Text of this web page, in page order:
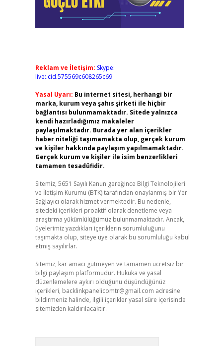
Reklam ve İletişim: Skype:
live:.cid.575569c608265c69
Yasal Uyarı: Bu internet sitesi, herhangi bir
marka, kurum veya şahıs şirketi ile hiçbir
bağlantısı bulunmamaktadır. Sitede yalnızca
kendi hazırladığımız makaleler
paylaşılmaktadır. Burada yer alan içerikler
haber niteliği taşımamakta olup, gerçek kurum
ve kişiler hakkında paylaşım yapılmamaktadır.
Gerçek kurum ve kişiler ile isim benzerlikleri
tamamen tesadüfidir.
Sitemiz, 5651 Sayılı Kanun gereğince Bilgi Teknolojileri
ve İletişim Kurumu (BTK) tarafından onaylanmış bir Yer
Sağlayıcı olarak hizmet vermektedir. Bu nedenle,
sitedeki içerikleri proaktif olarak denetleme veya
araştırma yükümlülüğümüz bulunmamaktadır. Ancak,
üyelerimiz yazdıkları içeriklerin sorumluluğunu
taşımakta olup, siteye üye olarak bu sorumluluğu kabul
etmiş sayılırlar.
Sitemiz, kar amacı gütmeyen ve tamamen ücretsiz bir
bilgi paylaşım platformudur. Hukuka ve yasal
düzenlemelere aykırı olduğunu düşündüğünüz
içerikleri, backlinkpanelicomtr@gmail.com adresine
bildirmeniz halinde, ilgili içerikler yasal süre içerisinde
sitemizden kaldırılacaktır.